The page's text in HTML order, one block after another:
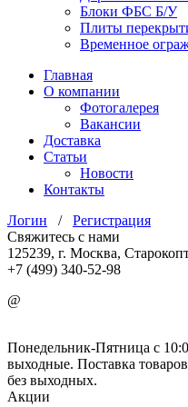
Блоки ФБС Б/У
Плиты
Временное
Главная
О компании
Фотогалерея
Вакансии
Доставка
Статьи
Новости
Контакты
Логин / Регистрация
Свяжитесь с нами
125239, г. Москва,
+7 (499) 340-52-98
@
Понедельник-Пятница с
выходные. Поставка
без выходных.
Акции